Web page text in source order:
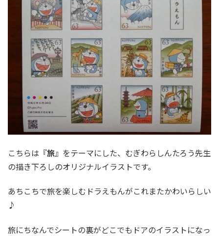
こちらは『旅』をテーマにした、むぎわらしんたろう先生
の描き下ろしのオリジナルイラストです。
あちこちで旅を楽しむドラえもんがこれまたかわいらしい
♪
旅にちなんでシートの裏がどこでもドアのイラストになっ